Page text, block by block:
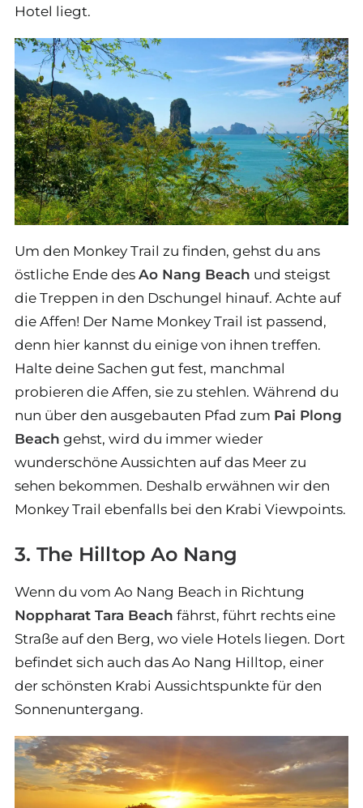
Hotel liegt.
Um den Monkey Trail zu finden, gehst du ans
östliche Ende des Ao Nang Beach und steigst
die Treppen in den Dschungel hinauf. Achte auf
die Affen! Der Name Monkey Trail ist passend,
denn hier kannst du einige von ihnen treffen.
Halte deine Sachen gut fest, manchmal
probieren die Affen, sie zu stehlen. Während du
nun über den ausgebauten Pfad zum Pai Plong
Beach gehst, wird du immer wieder
wunderschöne Aussichten auf das Meer zu
sehen bekommen. Deshalb erwähnen wir den
Monkey Trail ebenfalls bei den Krabi Viewpoints.
3. The Hilltop Ao Nang
Wenn du vom Ao Nang Beach in Richtung
Noppharat Tara Beach fährst, führt rechts eine
Straße auf den Berg, wo viele Hotels liegen. Dort
befindet sich auch das Ao Nang Hilltop, einer
der schönsten Krabi Aussichtspunkte für den
Sonnenuntergang.